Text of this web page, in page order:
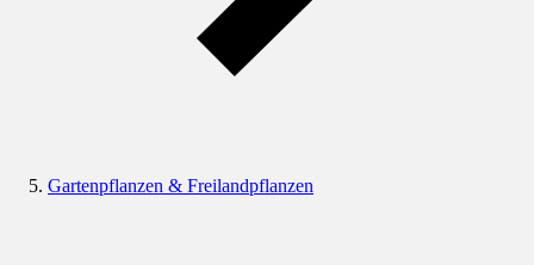
Gartenpflanzen & Freilandpflanzen